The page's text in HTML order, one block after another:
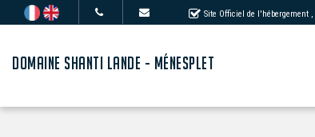
Site Officiel de l'hébergement
DOMAINE SHANTI LANDE - MÉNESPLET